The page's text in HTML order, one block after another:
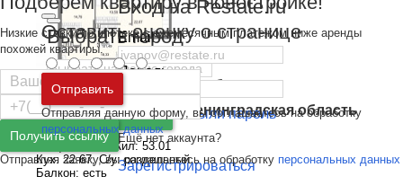
Выбрать город
Москва и
Московская область
Санкт-Петербург иЛенинградская область
Вход на Restate.ru
Email
Пароль
Войти Забыли пароль
Ещё нет аккаунта?
Зарегистрироваться
3-комн
Общ: 101.49, Жил: 53.01
Кух: 22.67, С/у: раздельный
Балкон: есть
Низкие ставки по ипотеке с ежемесячным платежом ниже аренды
похожей квартиры.
Получить ссылку
Отправляя заявку, вы соглашаетесь на обработку персональных данных
Оставить оценку о странице
Отправить
Отправляя данную форму, вы соглашаетесь на обработку
персональных данных